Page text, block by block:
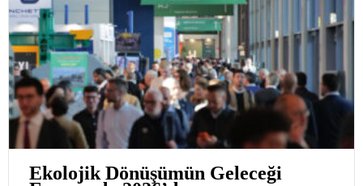
Ekolojik Dönüşümün Geleceği